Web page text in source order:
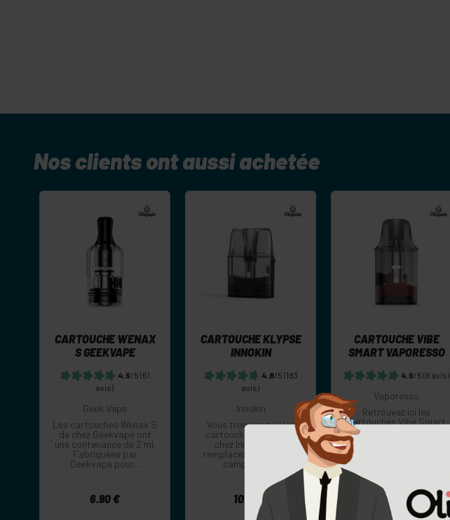
Nos clients ont aussi achetée
Commander
CARTOUCHE WENAX
S GEEKVAPE
4.9/5 (61
avis)
Geek Vape
Les cartouches Wenax S
de chez Geekvape ont
une contenance de 2 ml.
Fabriquées par
Geekvape pour...
6.90 €
Commander
CARTOUCHE KLYPSE
INNOKIN
4.8/5 (183
avis)
Innokin
Vous trouverez ici les
cartouches Klypse de
chez Innokin pour
remplacer celle qui est
campée sur...
10.00 €
Commander
CARTOUCHE VIBE
SMART VAPORESSO
4.9/5 (6 avis)
Vaporesso
Retrouvez ici les
cartouches Vibe Smart
de chez Vaporesso
vendues par lot de 2. Ces
7.90 €